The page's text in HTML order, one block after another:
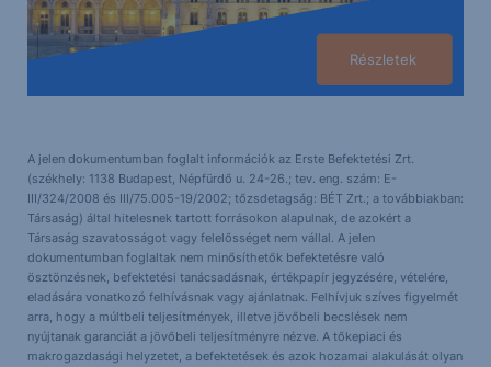
Részletek
A jelen dokumentumban foglalt információk az Erste Befektetési Zrt.
(székhely: 1138 Budapest, Népfürdő u. 24-26.; tev. eng. szám: E-
III/324/2008 és III/75.005-19/2002; tőzsdetagság: BÉT Zrt.; a továbbiakban:
Társaság) által hitelesnek tartott forrásokon alapulnak, de azokért a
Társaság szavatosságot vagy felelősséget nem vállal. A jelen
dokumentumban foglaltak nem minősíthetők befektetésre való
ösztönzésnek, befektetési tanácsadásnak, értékpapír jegyzésére, vételére,
eladására vonatkozó felhívásnak vagy ajánlatnak. Felhívjuk szíves figyelmét
arra, hogy a múltbeli teljesítmények, illetve jövőbeli becslések nem
nyújtanak garanciát a jövőbeli teljesítményre nézve. A tőkepiaci és
makrogazdasági helyzetet, a befektetések és azok hozamai alakulását olyan